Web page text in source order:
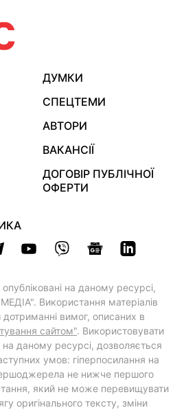
ДУМКИ
СПЕЦТЕМИ
АВТОРИ
ВАКАНСІЇ
ДОГОВІР ПУБЛІЧНОЇ
ОФЕРТИ
на даному ресурсі,
Використання матеріалів
вимог, описаних в
сайтом". Використовувати
даному ресурсі, дозволяється
умов: гіперпосилання на
не нижче першого
який не може перевищувати
оригінального тексту, зміни